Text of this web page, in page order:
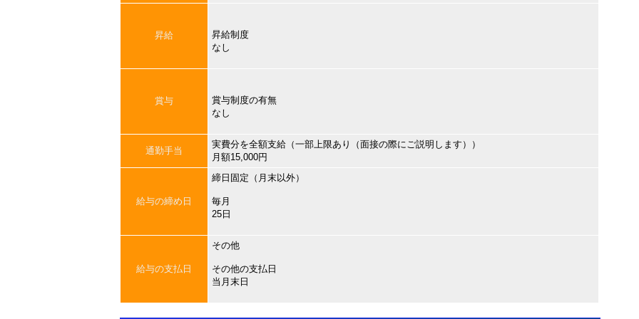
昇給
昇給制度
なし
賞与
賞与制度の有無
なし
通勤手当
実費分を全額支給（一部上限あり（面接の際にご説明します））
月額15,000円
給与の締め日
締日固定（月末以外）
毎月
25日
給与の支払日
その他
その他の支払日
当月末日